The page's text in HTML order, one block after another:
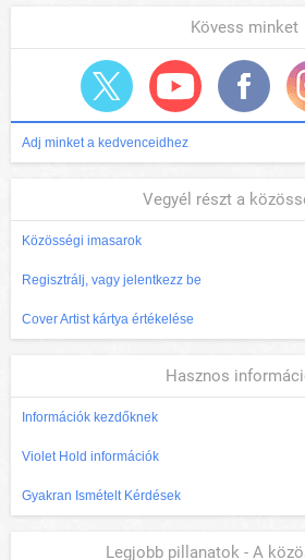
Kövess minket
Adj minket a kedvenceidhez
Vegyél részt a
Közösségi imasarok
Regisztrálj, vagy jelentkezz be
Cover Artist kártya értékelése
Hasznos
Információk kezdőknek
Violet Hold információk
Gyakran Ismételt Kérdések
Legjobb pillanatok - A